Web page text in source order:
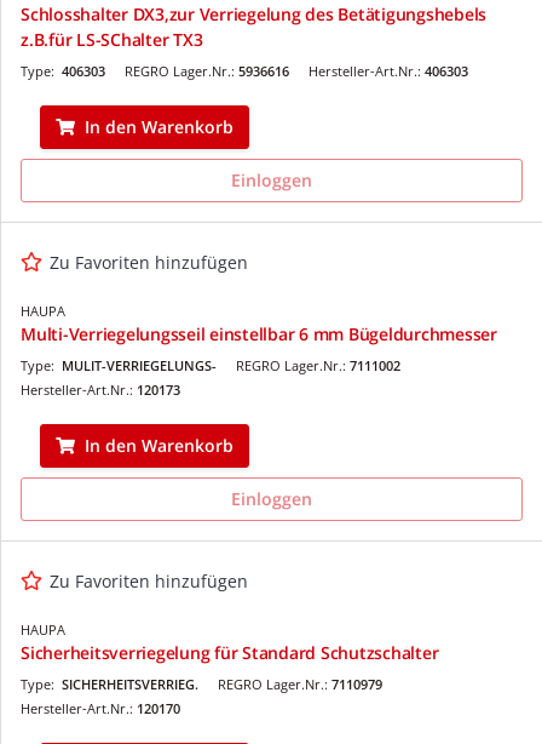
Schlosshalter DX3,zur Verriegelung des Betätigungshebels
z.B.für LS-SChalter TX3
REGRO Lager.Nr.: 5936616
Type: 406303 Hersteller-Art.Nr.: 406303
In den Warenkorb
Einloggen
Zu Favoriten hinzufügen
HAUPA
Multi-Verriegelungsseil einstellbar 6 mm Bügeldurchmesser
REGRO Lager.Nr.: 7111002
Type: MULIT-VERRIEGELUNGS-
Hersteller-Art.Nr.: 120173
In den Warenkorb
Einloggen
Zu Favoriten hinzufügen
HAUPA
Sicherheitsverriegelung für Standard Schutzschalter
REGRO Lager.Nr.: 7110979
Type: SICHERHEITSVERRIEG.
Hersteller-Art.Nr.: 120170